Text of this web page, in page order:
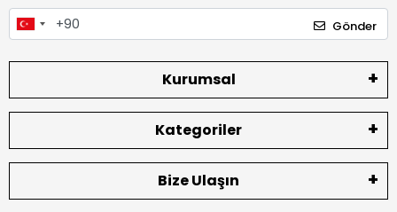
Gönder
Kurumsal
Kategoriler
Bize Ulaşın